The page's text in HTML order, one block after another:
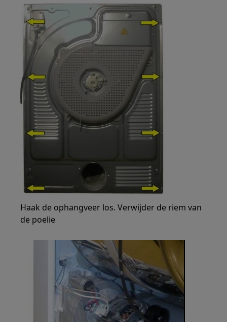
Haak de ophangveer los. Verwijder de riem van
de poelie